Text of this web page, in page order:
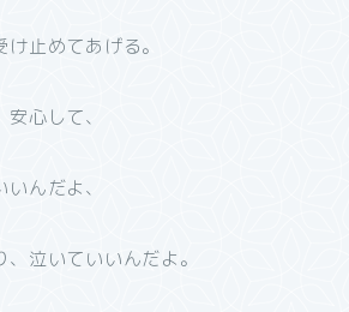
け止めてあげる。
心して、
んだよ、
、泣いていいんだよ。